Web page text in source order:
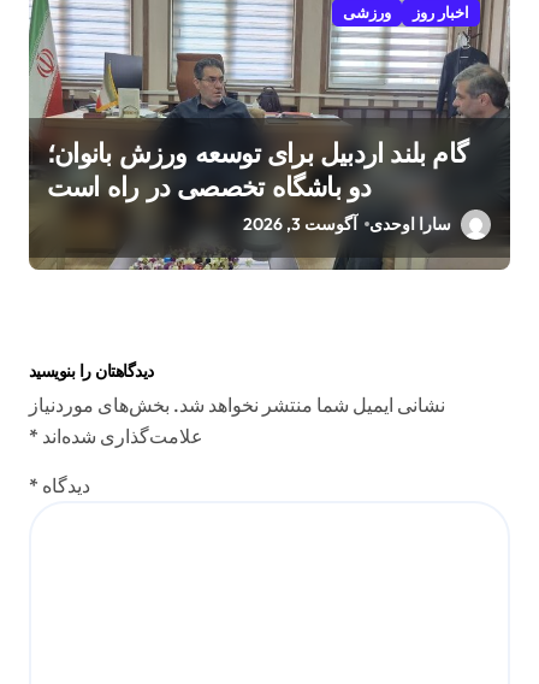
اخبار روز ورزشی
گام بلند اردبیل برای توسعه ورزش بانوان؛
دو باشگاه تخصصی در راه است
سارا اوحدی آگوست 3, 2026
دیدگاهتان را بنویسید
نشانی ایمیل شما منتشر نخواهد شد. بخش‌های موردنیاز
علامت‌گذاری شده‌اند *
دیدگاه *